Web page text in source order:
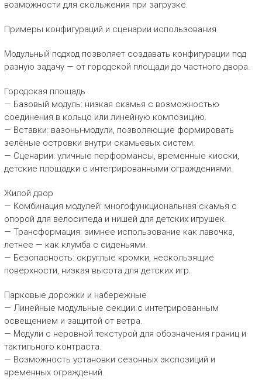
возможности для скольжения при загрузке.
Примеры конфигураций и сценарии использования
Модульный подход позволяет создавать конфигурации под
разную задачу — от городской площади до частного двора.
Городская площадь
— Базовый модуль: низкая скамья с возможностью
соединения в кольцо или линейную композицию.
— Вставки: вазоны-модули, позволяющие формировать
зелёные островки внутри скамьевых систем.
— Сценарии: уличные перформансы, временные киоски,
детские площадки с интегрированными ограждениями.
Жилой двор
— Комбинация модулей: многофункциональная скамья с
опорой для велосипеда и нишей для детских игрушек.
— Трансформация: зимнее использование как лавочка,
летнее — как клумба с сиденьями.
— Безопасность: округлые кромки, нескользящие
поверхности, низкая высота для детских игр.
Парковые дорожки и набережные
— Линейные модульные секции с интегрированным
освещением и защитой от ветра.
— Модули с неровной текстурой для обозначения границ и
тактильного контраста.
— Возможность установки сезонных экспозиций и
временных ограждений.